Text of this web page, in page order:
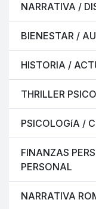
NARRATIVA /
BIENESTAR /
HISTORIA /
THRILLER
PSICOLOGíA /
FINANZAS
PERSONAL
NARRATIVA